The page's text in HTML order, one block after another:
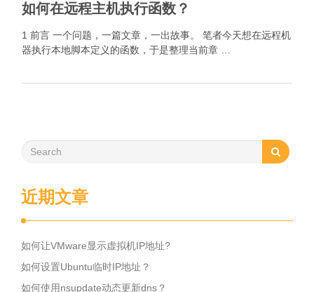
如何在远程主机执行函数？
1 前言 一个问题，一篇文章，一出故事。 笔者今天想在远程机
器执行本地脚本定义的函数，于是整理当前章 …
近期文章
如何让VMware显示虚拟机IP地址?
如何设置Ubuntu临时IP地址？
如何使用nsupdate动态更新dns？